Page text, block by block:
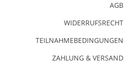
AGB
WIDERRUFSRECHT
TEILNAHMEBEDINGUNGEN
ZAHLUNG & VERSAND